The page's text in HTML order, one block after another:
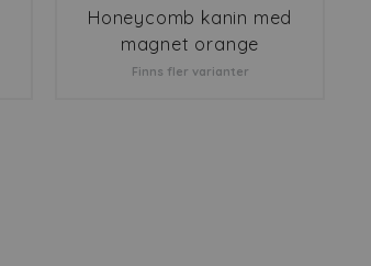
Honeycomb kanin med
magnet orange
Finns fler varianter